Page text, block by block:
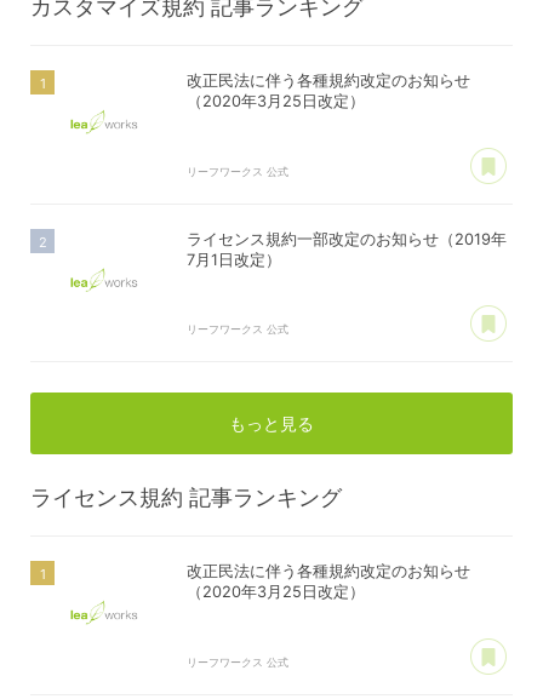
カスタマイズ規約 記事ランキング
改正民法に伴う各種規約改定のお知らせ
（2020年3月25日改定）
リーフワークス 公式
ライセンス規約一部改定のお知らせ（2019年
7月1日改定）
リーフワークス 公式
もっと見る
ライセンス規約 記事ランキング
改正民法に伴う各種規約改定のお知らせ
（2020年3月25日改定）
リーフワークス 公式